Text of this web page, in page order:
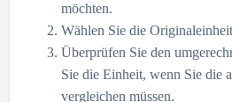
möchten.
Wählen Sie die
Überprüfen Sie den
Sie die Einheit, wenn Sie die
vergleichen müssen.